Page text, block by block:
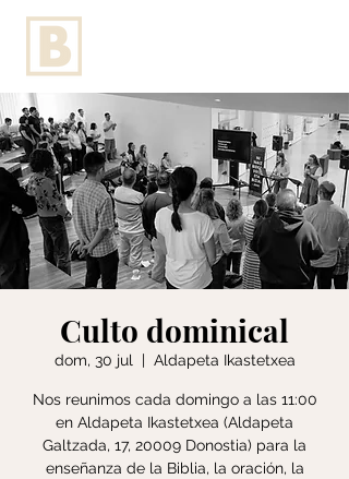
Culto dominical
dom, 30 jul
  |
Aldapeta Ikastetxea
Nos reunimos cada domingo a las 11:00
en Aldapeta Ikastetxea (Aldapeta
Galtzada, 17, 20009 Donostia) para la
enseñanza de la Biblia, la oración, la